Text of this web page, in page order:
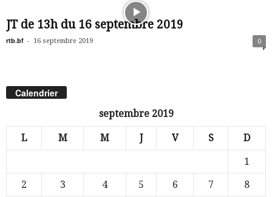
JT de 13h du 16 septembre 2019
rtb.bf - 16 septembre 2019 0
Calendrier
septembre 2019
L M M J V S D
1
2
3 4 5 6 7
8